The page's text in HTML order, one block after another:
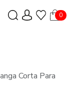
0
Corta Para